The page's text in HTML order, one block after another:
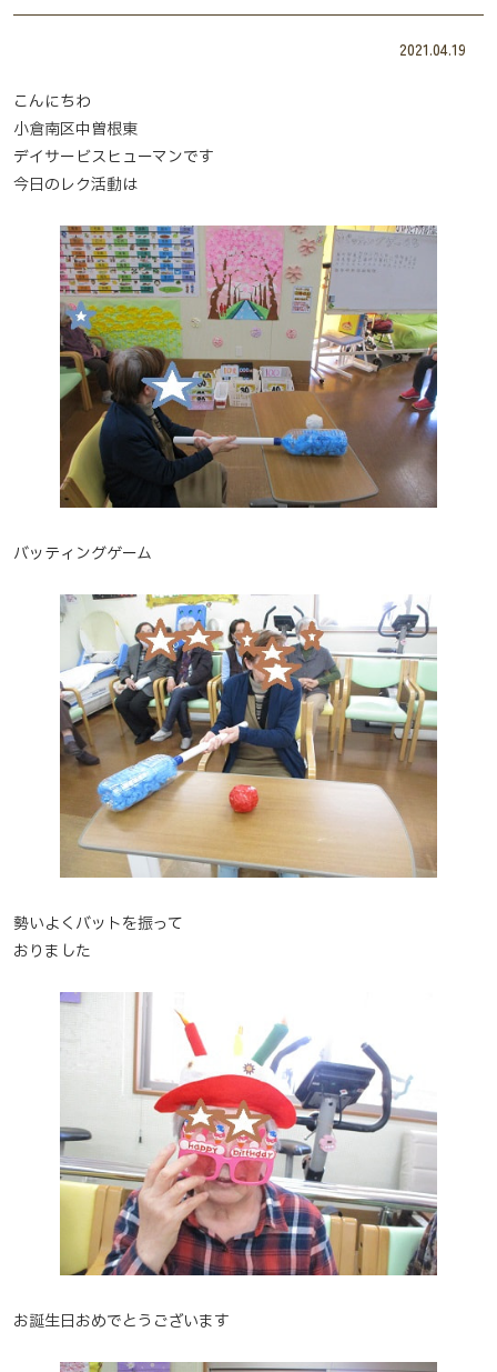
2021.04.19
こんにちわ
小倉南区中曽根東
デイサービスヒューマンです
今日のレク活動は
バッティングゲーム
勢いよくバットを振って
おりました
お誕生日おめでとうございます